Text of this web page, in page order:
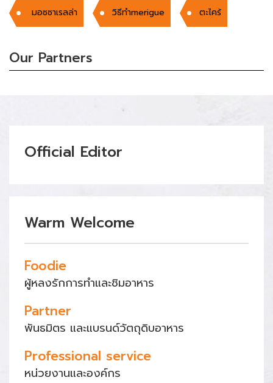
มอซซาเรลล่า วิธีทำmerigue ตะไคร้
Our Partners
Official Editor
Warm Welcome
Foodie
ผู้หลงรักการทำและชิมอาหาร
Partner
พันธมิตร และแบรนด์วัตถุดิบอาหาร
Professional service
หน่วยงานและองค์กร